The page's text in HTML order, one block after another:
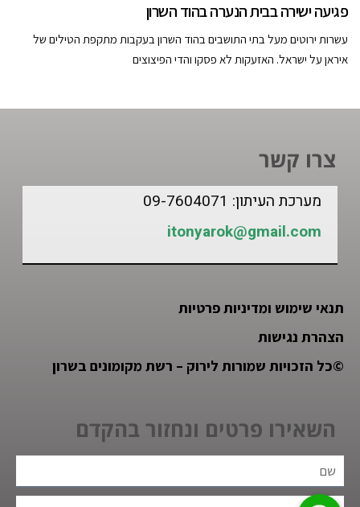
פגיעה ישירה בבית הנערה בהוד השרון
עשרות ירוטים מעל בתי התושבים בהוד השרון בעקבות מתקפת הטילים של
איראן על ישראל. האזעקות לא פסקו והדי הפיצוצים
צרו קשר
מערכת העיתון: 09-7604071
itonyarok@gmail.com
תנאי שימוש ומדיניות פרטיות
הצהרת נגישות
©כל הזכויות שמורות לירוק – רשת מקומונים בשרון
השאירו פרטים ונחזור בהקדם